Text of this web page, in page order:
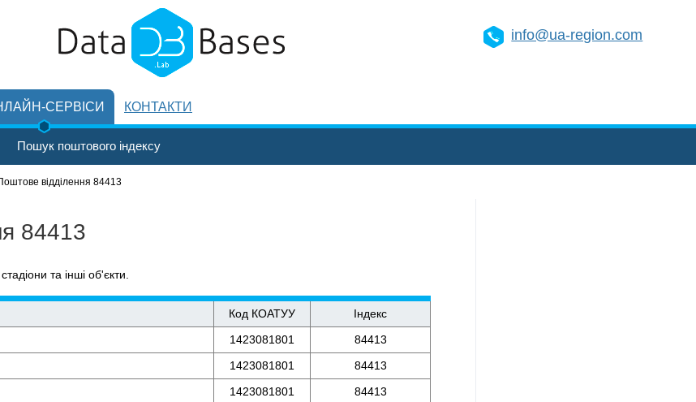
info@ua-region.com
СЕРВІСИ
Пошук поштового індексу
КОНТАКТИ
відділення 84413
84413
та інші об'єкти.
Код КОАТУУ
Індекс
1423081801
84413
1423081801
84413
1423081801
84413